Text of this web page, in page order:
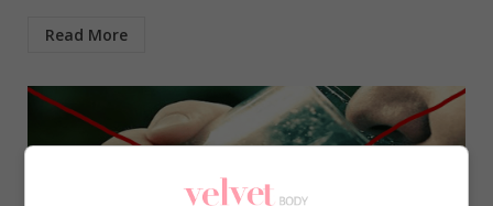
Read More